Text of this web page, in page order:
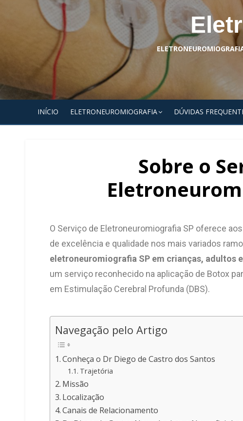
INÍCIO ELETRONEUROMIOGRAFIA DÚVIDAS
Sobre o
O Serviço de Eletroneuromiografia SP oferece
de excelência e qualidade nos mais variados
eletroneuromiografia SP em crianças, adultos
um serviço reconhecido na aplicação de Botox
em Estimulação Cerebral Profunda (DBS).
Navegação pelo Artigo
Conheça o Dr Diego de Castro dos Santos
Trajetória
Missão
Localização
Canais de Relacionamento